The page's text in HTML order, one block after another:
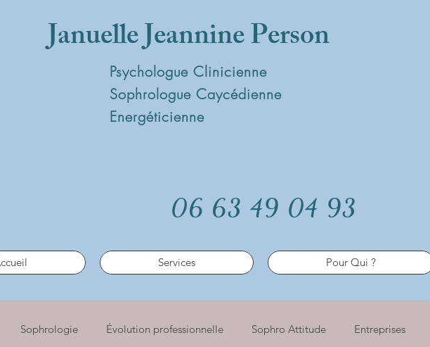
Januelle Jeannine Person
Psychologue Clinicienne
Sophrologue Caycédienne
Energéticienne
06 63 49 04 93
Services Pour Qui ?
Sophrologie Évolution professionnelle Sophro Attitude Entreprises